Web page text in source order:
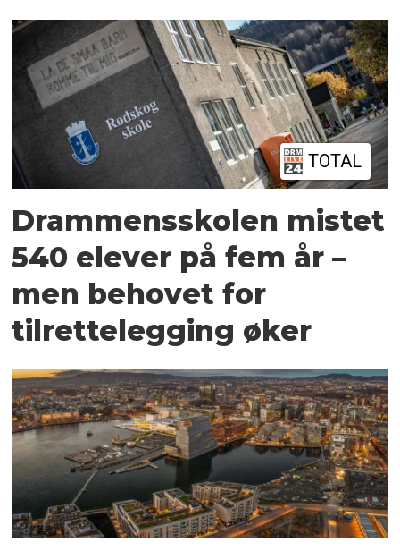
TOTAL
Drammensskolen mistet
540 elever på fem år –
men behovet for
tilrettelegging øker